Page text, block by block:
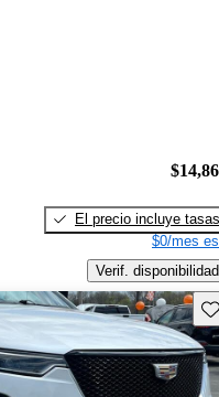
El precio incluye tasas
$0/mes
Verif. disponibilidad